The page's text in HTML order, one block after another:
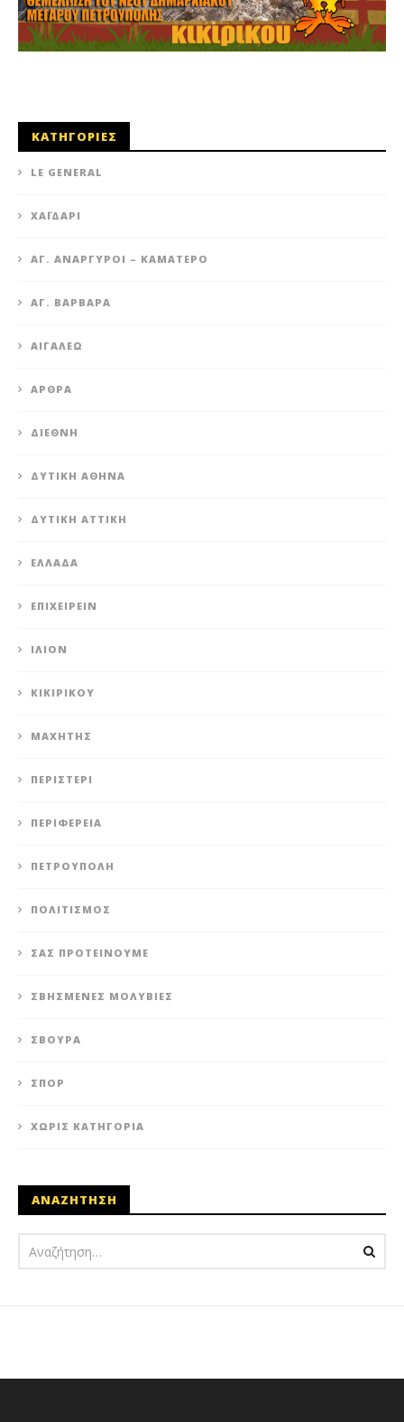
ΚΑΤΗΓΟΡΙΕΣ
LE GENERAL
XΑΪΔΆΡΙ
ΆΓ. ΑΝΆΡΓΥΡΟΙ – KΑΜΑΤΕΡΌ
ΑΓ. ΒΑΡΒΆΡΑ
ΑΙΓΆΛΕΩ
ΆΡΘΡΑ
ΔΙΕΘΝΉ
ΔΥΤΙΚΉ ΑΘΉΝΑ
ΔΥΤΙΚΉ ΑΤΤΙΚΉ
ΕΛΛΆΔΑ
ΕΠΙΧΕΙΡΕΊΝ
ΊΛΙΟΝ
ΚΙΚΙΡΙΚΟΥ
ΜΑΧΗΤΗΣ
ΠΕΡΙΣΤΈΡΙ
ΠΕΡΙΦΈΡΕΙΑ
ΠΕΤΡΟΎΠΟΛΗ
ΠΟΛΙΤΙΣΜΌΣ
ΣΑΣ ΠΡΟΤΕΊΝΟΥΜΕ
ΣΒΗΣΜΈΝΕΣ ΜΟΛΥΒΙΈΣ
ΣΒΟΎΡΑ
ΣΠΟΡ
ΧΩΡΊΣ ΚΑΤΗΓΟΡΊΑ
ΑΝΑΖΗΤΗΣΗ